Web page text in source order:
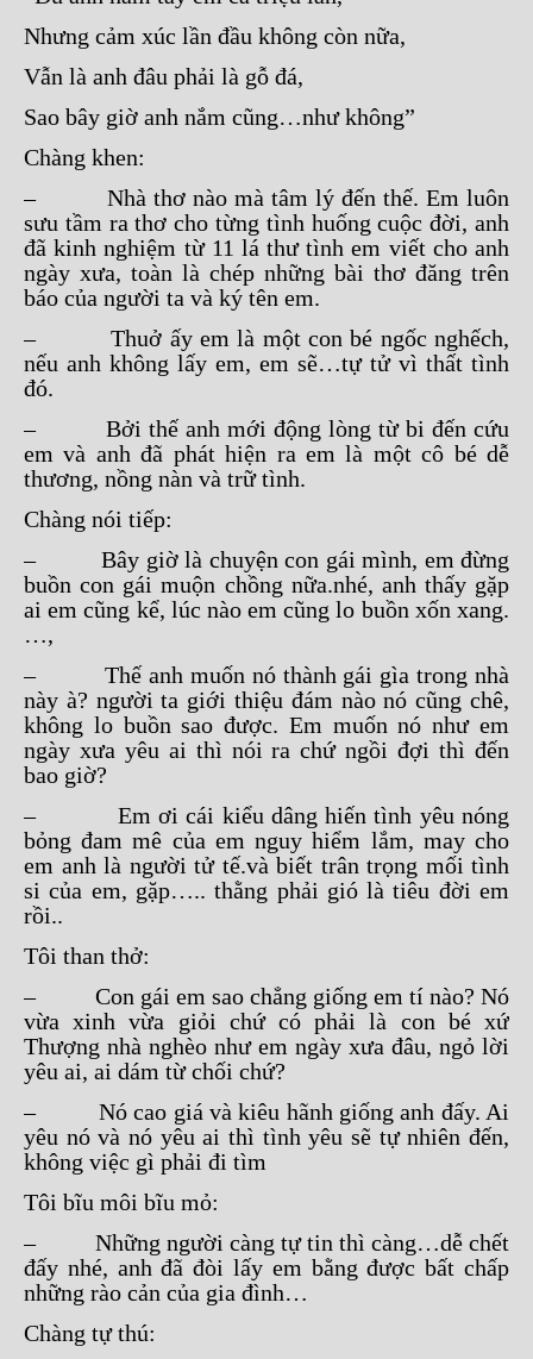
Nhưng cảm xúc lần đầu không còn nữa,
Vẫn là anh đâu phải là gỗ đá,
Sao bây giờ anh nắm cũng…như không”
Chàng khen:
– Nhà thơ nào mà tâm lý đến thế. Em luôn
sưu tầm ra thơ cho từng tình huống cuộc đời, anh
đã kinh nghiệm từ 11 lá thư tình em viết cho anh
ngày xưa, toàn là chép những bài thơ đăng trên
báo của người ta và ký tên em.
– Thuở ấy em là một con bé ngốc nghếch,
nếu anh không lấy em, em sẽ…tự tử vì thất tình
đó.
– Bởi thế anh mới động lòng từ bi đến cứu
em và anh đã phát hiện ra em là một cô bé dễ
thương, nồng nàn và trữ tình.
Chàng nói tiếp:
– Bây giờ là chuyện con gái mình, em đừng
buồn con gái muộn chồng nữa.nhé, anh thấy gặp
ai em cũng kể, lúc nào em cũng lo buồn xốn xang.
…,
– Thế anh muốn nó thành gái gìa trong nhà
này à? người ta giới thiệu đám nào nó cũng chê,
không lo buồn sao được. Em muốn nó như em
ngày xưa yêu ai thì nói ra chứ ngồi đợi thì đến
bao giờ?
– Em ơi cái kiểu dâng hiến tình yêu nóng
bỏng đam mê của em nguy hiểm lắm, may cho
em anh là người tử tế.và biết trân trọng mối tình
si của em, gặp….. thằng phải gió là tiêu đời em
rồi..
Tôi than thở:
– Con gái em sao chẳng giống em tí nào? Nó
vừa xinh vừa giỏi chứ có phải là con bé xứ
Thượng nhà nghèo như em ngày xưa đâu, ngỏ lời
yêu ai, ai dám từ chối chứ?
– Nó cao giá và kiêu hãnh giống anh đấy. Ai
yêu nó và nó yêu ai thì tình yêu sẽ tự nhiên đến,
không việc gì phải đi tìm
Tôi bĩu môi bĩu mỏ:
– Những người càng tự tin thì càng…dễ chết
đấy nhé, anh đã đòi lấy em bằng được bất chấp
những rào cản của gia đình…
Chàng tự thú: